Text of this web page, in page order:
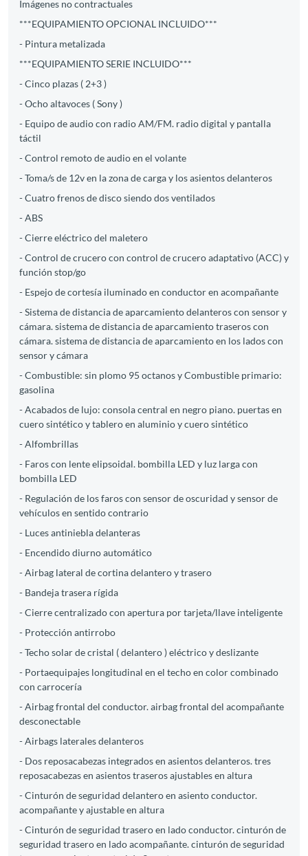
Imágenes no contractuales
***EQUIPAMIENTO OPCIONAL INCLUIDO***
- Pintura metalizada
***EQUIPAMIENTO SERIE INCLUIDO***
- Cinco plazas ( 2+3 )
- Ocho altavoces ( Sony )
- Equipo de audio con radio AM/FM. radio digital y pantalla
táctil
- Control remoto de audio en el volante
- Toma/s de 12v en la zona de carga y los asientos delanteros
- Cuatro frenos de disco siendo dos ventilados
- ABS
- Cierre eléctrico del maletero
- Control de crucero con control de crucero adaptativo (ACC) y
función stop/go
- Espejo de cortesía iluminado en conductor en acompañante
- Sistema de distancia de aparcamiento delanteros con sensor y
cámara. sistema de distancia de aparcamiento traseros con
cámara. sistema de distancia de aparcamiento en los lados con
sensor y cámara
- Combustible: sin plomo 95 octanos y Combustible primario:
gasolina
- Acabados de lujo: consola central en negro piano. puertas en
cuero sintético y tablero en aluminio y cuero sintético
- Alfombrillas
- Faros con lente elipsoidal. bombilla LED y luz larga con
bombilla LED
- Regulación de los faros con sensor de oscuridad y sensor de
vehículos en sentido contrario
- Luces antiniebla delanteras
- Encendido diurno automático
- Airbag lateral de cortina delantero y trasero
- Bandeja trasera rígida
- Cierre centralizado con apertura por tarjeta/llave inteligente
- Protección antirrobo
- Techo solar de cristal ( delantero ) eléctrico y deslizante
- Portaequipajes longitudinal en el techo en color combinado
con carrocería
- Airbag frontal del conductor. airbag frontal del acompañante
desconectable
- Airbags laterales delanteros
- Dos reposacabezas integrados en asientos delanteros. tres
reposacabezas en asientos traseros ajustables en altura
- Cinturón de seguridad delantero en asiento conductor.
acompañante y ajustable en altura
- Cinturón de seguridad trasero en lado conductor. cinturón de
seguridad trasero en lado acompañante. cinturón de seguridad